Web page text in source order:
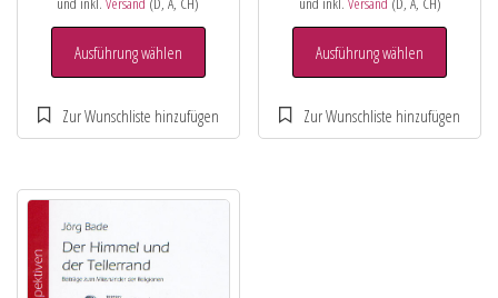
Ausführung wählen Ausführung wählen